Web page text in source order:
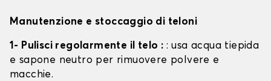
Manutenzione e stoccaggio di teloni
1- Pulisci regolarmente il telo : : usa acqua tiepida
e sapone neutro per rimuovere polvere e
macchie.